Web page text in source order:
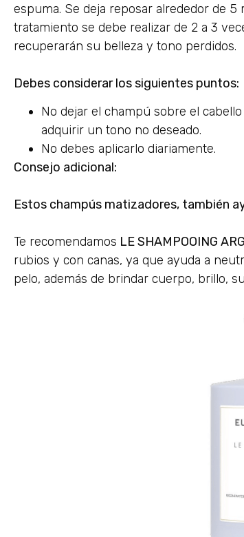
espuma. Se deja reposar alrededor de
tratamiento se debe realizar de 2 a 3
recuperarán su belleza y tono perdidos.
Debes considerar los siguientes puntos:
No dejar el champú sobre el
adquirir un tono no deseado.
No debes aplicarlo diariamente.
Consejo adicional:
Estos champús matizadores, también
Te recomendamos LE SHAMPOOING
rubios y con canas, ya que ayuda a
pelo, además de brindar cuerpo, brillo,